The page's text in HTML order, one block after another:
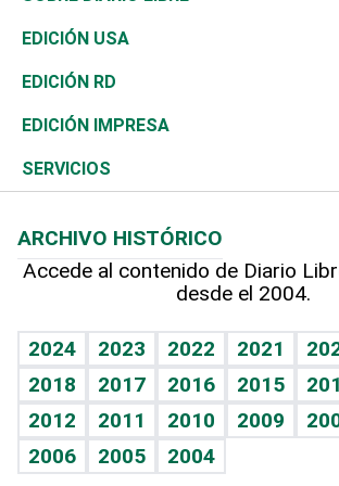
Reportajes
África
Ocenanía
Caribe
Resto del mundo
Vivienda
Telecom.
Global y variable
Economía personal
Buena Vida
Sociales
Novedades
Podcast Arte Libre
Hablando con el pediatra
Vida y familia
Eñe
Celebrando la vida
Sin complejos
Ciclismo
Tenis
Olimpismo
Más deportes
Línea de hit
TBT Deportivo
En Directo
El Espía
Noticiero Poteleche
Columnistas
Más firmas
Tecnología
Historia
Martes de tecnología
Cambio climático
Economía
Revista
Deportes
Opinión
Hecho en casa
Guía del dinero
EDICIÓN USA
EDICIÓN RD
EDICIÓN IMPRESA
SERVICIOS
Cumpleaños
Horóscopos
Crucigramas
ARCHIVO HISTÓRICO
Accede al contenido de Diario
desde el 2004.
2024 2023 2022 2021
2018
2017 2016 2015
2012
2011 2010 2009
2006
2005 2004